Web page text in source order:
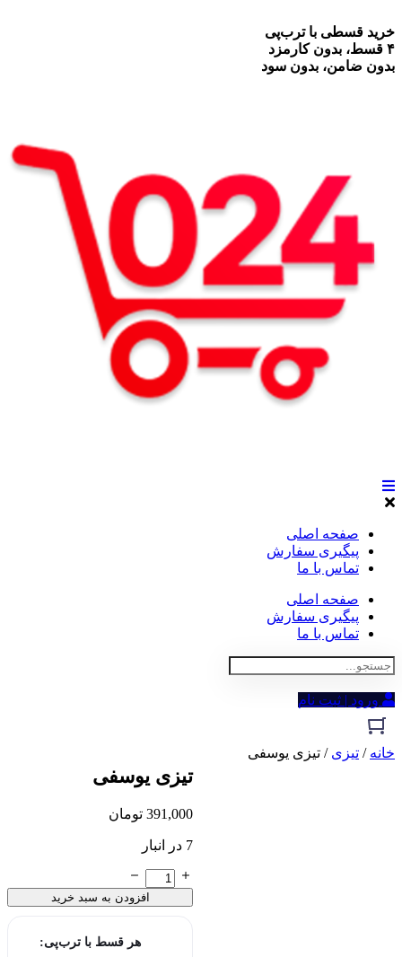
خرید قسطی با ترب‌پی
۴ قسط، بدون کارمزد
بدون ضامن، بدون سود
صفحه اصلی
پیگیری سفارش
تماس با ما
صفحه اصلی
پیگیری سفارش
تماس با ما
ورود | ثبت نام
خانه / تیزی / تیزی یوسفی
تیزی یوسفی
391,000 تومان
7 در انبار
تیزی
یوسفی
عدد
افزودن به سبد خرید
هر قسط با ترب‌پی: